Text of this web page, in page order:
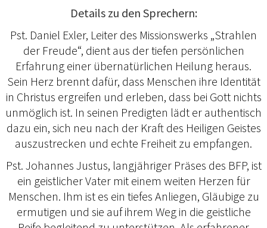
Details zu den Sprechern:
Pst. Daniel Exler, Leiter des Missionswerks „Strahlen
der Freude“, dient aus der tiefen persönlichen
Erfahrung einer übernatürlichen Heilung heraus.
Sein Herz brennt dafür, dass Menschen ihre Identität
in Christus ergreifen und erleben, dass bei Gott nichts
unmöglich ist. In seinen Predigten lädt er authentisch
dazu ein, sich neu nach der Kraft des Heiligen Geistes
auszustrecken und echte Freiheit zu empfangen.
Pst. Johannes Justus, langjähriger Präses des BFP, ist
ein geistlicher Vater mit einem weiten Herzen für
Menschen. Ihm ist es ein tiefes Anliegen, Gläubige zu
ermutigen und sie auf ihrem Weg in die geistliche